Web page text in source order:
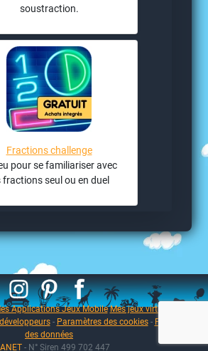
soustraction.
Fractions challenge
pour se familiariser avec
fractions seul ou en duel
Applications Jeux Mobile Mes jeux virtuels
- Paramètres des cookies- Protection
des données
- N° Siren 499 702 447